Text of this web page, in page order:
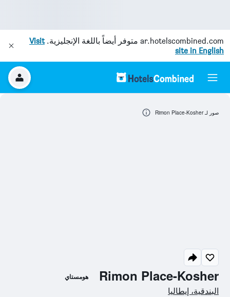
ar.hotelscombined.com متوفر أيضاً باللغة الإنجليزية.Visit
site in English
Rimon Place-Kosher هومستاي
تقييم فئة 0
البندقية، إيطاليا
صور لـ Rimon Place-Kosher